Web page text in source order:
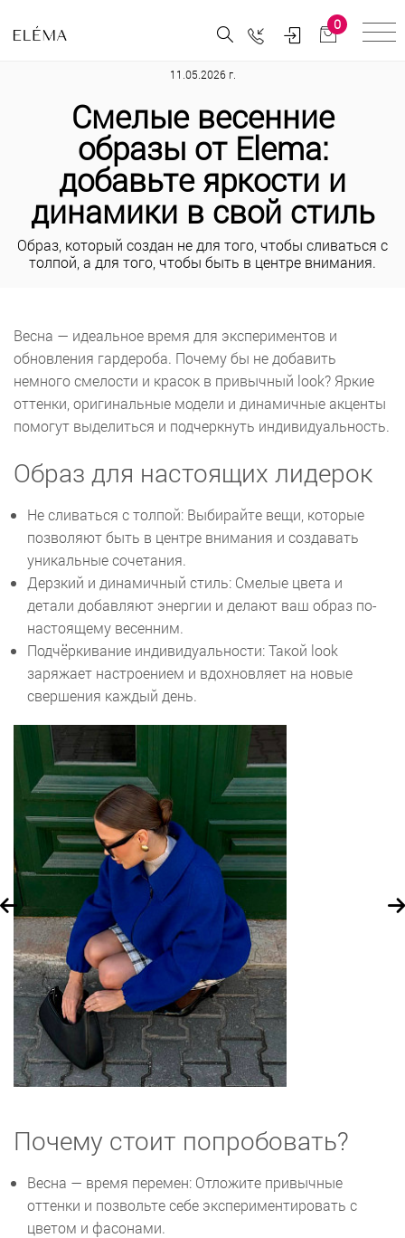
0
11.05.2026 г.
Смелые весенние
образы от Elema:
добавьте яркости и
динамики в свой стиль
Образ, который создан не для того, чтобы сливаться с
толпой, а для того, чтобы быть в центре внимания.
Весна — идеальное время для экспериментов и
обновления гардероба. Почему бы не добавить
немного смелости и красок в привычный look? Яркие
оттенки, оригинальные модели и динамичные акценты
помогут выделиться и подчеркнуть индивидуальность.
Образ для настоящих лидерок
Не сливаться с толпой: Выбирайте вещи, которые
позволяют быть в центре внимания и создавать
уникальные сочетания.
Дерзкий и динамичный стиль: Смелые цвета и
детали добавляют энергии и делают ваш образ по-
настоящему весенним.
Подчёркивание индивидуальности: Такой look
заряжает настроением и вдохновляет на новые
свершения каждый день.
Почему стоит попробовать?
Весна — время перемен: Отложите привычные
оттенки и позвольте себе экспериментировать с
цветом и фасонами.